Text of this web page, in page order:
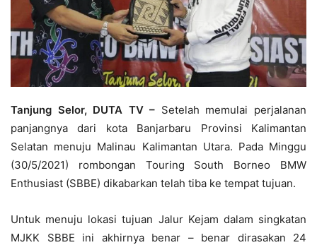
Tanjung Selor, DUTA TV – Setelah memulai perjalanan
panjangnya dari kota Banjarbaru Provinsi Kalimantan
Selatan menuju Malinau Kalimantan Utara. Pada Minggu
(30/5/2021) rombongan Touring South Borneo BMW
Enthusiast (SBBE) dikabarkan telah tiba ke tempat tujuan.
Untuk menuju lokasi tujuan Jalur Kejam dalam singkatan
MJKK SBBE ini akhirnya benar – benar dirasakan 24